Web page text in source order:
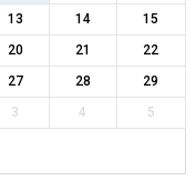
13 14
15
20 21
22
27 28
29
3 4 5